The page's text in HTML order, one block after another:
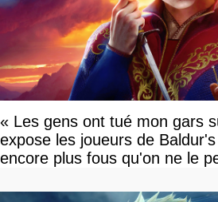
« Les gens ont tué mon gars
expose les joueurs de
encore plus fous qu'on ne le